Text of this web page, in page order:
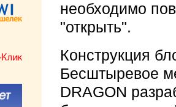
необходимо
"открыть".
Конструкция
Бесштыревое
DRAGON